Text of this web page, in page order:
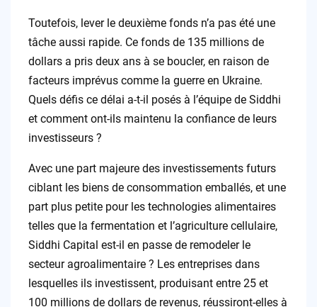
Toutefois, lever le deuxième fonds n’a pas été une
tâche aussi rapide. Ce fonds de 135 millions de
dollars a pris deux ans à se boucler, en raison de
facteurs imprévus comme la guerre en Ukraine.
Quels défis ce délai a-t-il posés à l’équipe de Siddhi
et comment ont-ils maintenu la confiance de leurs
investisseurs ?
Avec une part majeure des investissements futurs
ciblant les biens de consommation emballés, et une
part plus petite pour les technologies alimentaires
telles que la fermentation et l’agriculture cellulaire,
Siddhi Capital est-il en passe de remodeler le
secteur agroalimentaire ? Les entreprises dans
lesquelles ils investissent, produisant entre 25 et
100 millions de dollars de revenus, réussiront-elles à